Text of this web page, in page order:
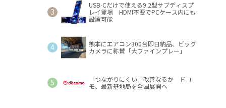
USB-Cだけで使える9.2型サブディスプ
レイ登場 HDMI不要でPCケース内にも
設置可能
熊本にエアコン300台即日納品、ビック
カメラに称賛「大ファインプレー」
「つながりにくい」改善なるか ドコ
モ、最新基地局を全国展開へ